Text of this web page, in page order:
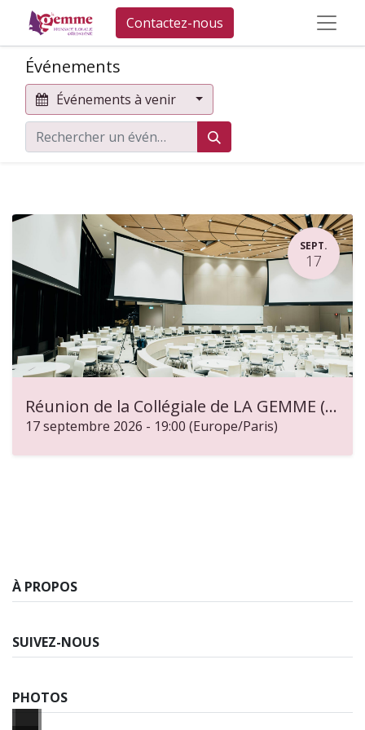
Contactez-nous
Événements
Événements à venir
SEPT.
17
Réunion de la Collégiale de LA GEMME (sept)
17 septembre 2026 - 19:00 (Europe/Paris)
À PROPOS
SUIVEZ-NOUS
PHOTOS